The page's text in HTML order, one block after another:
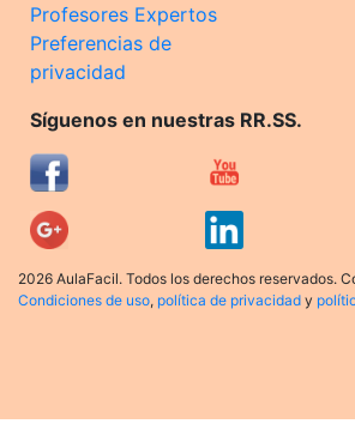
Profesores Expertos
Preferencias de
privacidad
Síguenos en nuestras RR.SS.
2026 AulaFacil. Todos los derechos reservados.
Condiciones de uso, política de privacidad y